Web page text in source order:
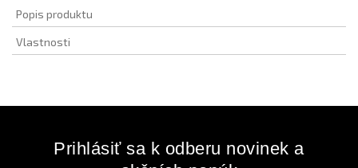
Popis produktu
Vlastnosti
Prihlásiť sa k odberu novinek a